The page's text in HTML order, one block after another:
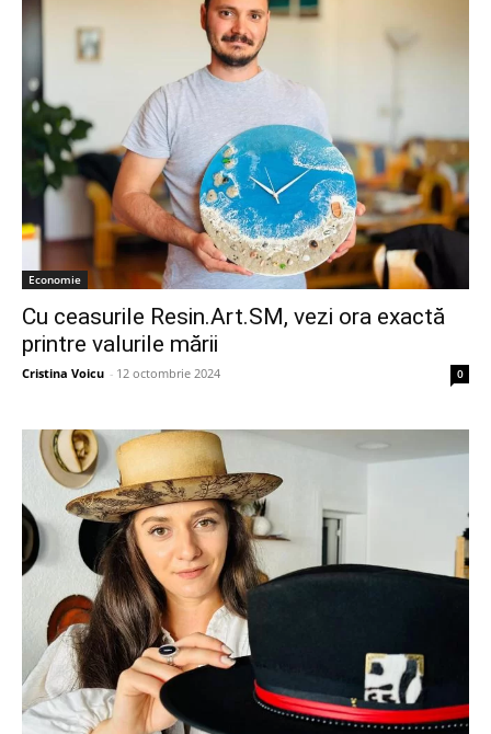
Economie
Cu ceasurile Resin.Art.SM, vezi ora exactă
printre valurile mării
Cristina Voicu - 12 octombrie 2024 0